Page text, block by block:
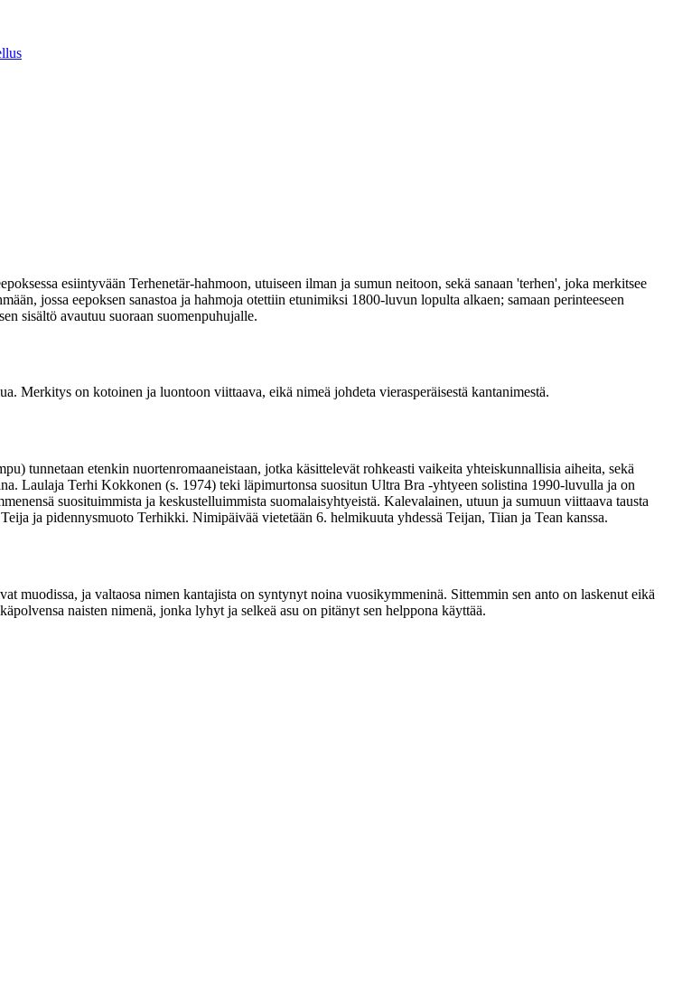
esiintyvään Terhenetär-hahmoon, utuiseen ilman ja sumun neitoon, sekä sanaan 'terhen', joka merkitsee
jossa eepoksen sanastoa ja hahmoja otettiin etunimiksi 1800-luvun lopulta alkaen; samaan perinteeseen
sisältö avautuu suoraan suomenpuhujalle.
Merkitys on kotoinen ja luontoon viittaava, eikä nimeä johdeta vierasperäisestä kantanimestä.
tunnetaan etenkin nuortenromaaneistaan, jotka käsittelevät rohkeasti vaikeita yhteiskunnallisia aiheita, sekä
Laulaja Terhi Kokkonen (s. 1974) teki läpimurtonsa suositun Ultra Bra -yhtyeen solistina 1990-luvulla ja on
suosituimmista ja keskustelluimmista suomalaisyhtyeistä. Kalevalainen, utuun ja sumuun viittaava tausta
ja pidennysmuoto Terhikki. Nimipäivää vietetään 6. helmikuuta yhdessä Teijan, Tiian ja Tean kanssa.
ja valtaosa nimen kantajista on syntynyt noina vuosikymmeninä. Sittemmin sen anto on laskenut eikä
naisten nimenä, jonka lyhyt ja selkeä asu on pitänyt sen helppona käyttää.